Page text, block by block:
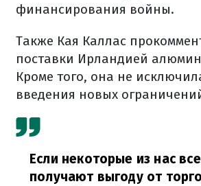
финансирования войны.
Также Кая Каллас
поставки Ирландией
Кроме того, она не
введения новых
Если некоторые из нас
получают выгоду от